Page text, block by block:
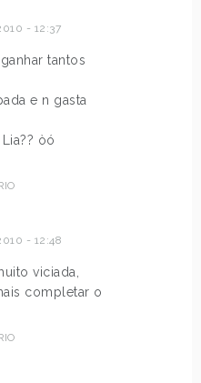
- 12:37
tantos
e n gasta
òó
- 12:48
viciada,
completar o